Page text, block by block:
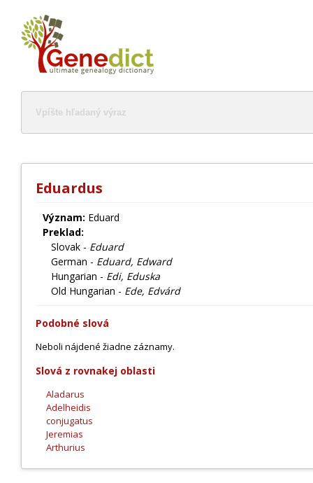
Eduardus
Význam: Eduard
Preklad:
Slovak - Eduard
German - Eduard, Edward
Hungarian - Edi, Eduska
Old Hungarian - Ede, Edvárd
Podobné slová
Neboli nájdené žiadne záznamy.
Slová z rovnakej oblasti
Aladarus
Adelheidis
conjugatus
Jeremias
Arthurius